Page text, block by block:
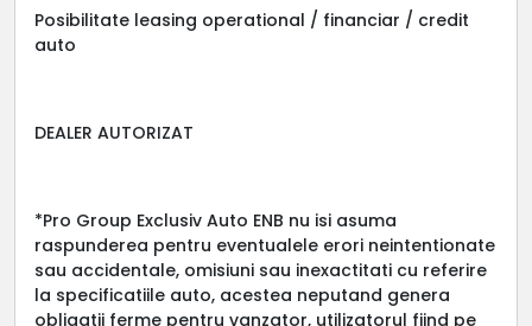
Posibilitate leasing operational / financiar / credit
auto
DEALER AUTORIZAT
*Pro Group Exclusiv Auto ENB nu isi asuma
raspunderea pentru eventualele erori neintentionate
sau accidentale, omisiuni sau inexactitati cu referire
la specificatiile auto, acestea neputand genera
obligatii ferme pentru vanzator, utilizatorul fiind pe